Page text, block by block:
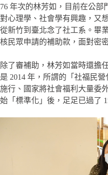
76 年次的林芳如，目前在公部
對心理學、社會學有興趣，又
從新竹到臺北念了社工系。畢
核民眾申請的補助款，面對密
除了審補助，林芳如當時還擔
是 2014 年，所謂的「社福民營
施行、國家將社會福利大量委
始「標準化」後，足足已過了